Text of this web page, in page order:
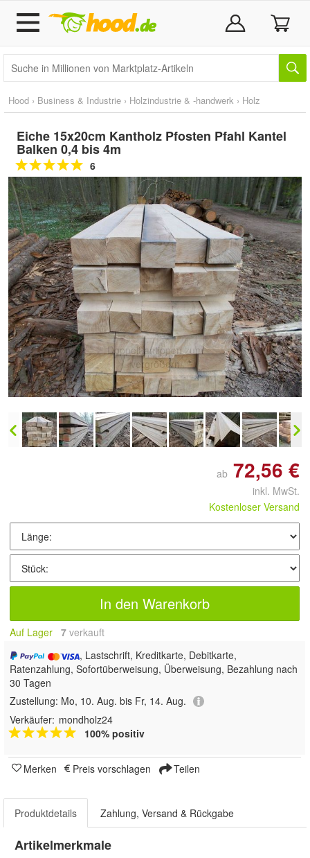
Hood › Business & Industrie › Holzindustrie & -handwerk › Holz
Eiche 15x20cm Kantholz Pfosten Pfahl Kantel
Balken 0,4 bis 4m
6
Doppelt antippen zum
vergrößern
ab 72,56 €
inkl. MwSt.
Kostenloser Versand
In den Warenkorb
Auf Lager 7 verkauft
, Lastschrift, Kreditkarte, Debitkarte,
Ratenzahlung, Sofortüberweisung, Überweisung, Bezahlung nach
30 Tagen
Zustellung: Mo, 10. Aug. bis Fr, 14. Aug.
Verkäufer: mondholz24
100% positiv
Merken Preis vorschlagen Teilen
Produktdetails Zahlung, Versand & Rückgabe
Artikelmerkmale